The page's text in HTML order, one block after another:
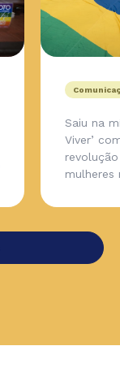
Saiu na
Viver’
mulheres